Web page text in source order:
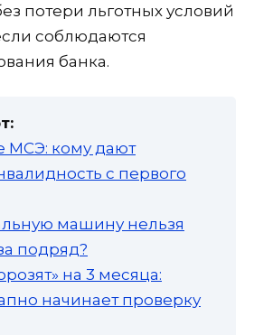
потери льготных условий
соблюдаются
банка.
МСЭ: кому дают
с первого
машину нельзя
подряд?
на 3 месяца:
начинает проверку